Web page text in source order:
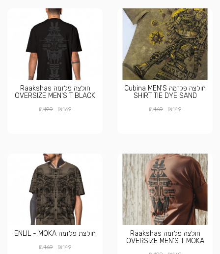
חולצה פלזמה Cubina MEN'S
SHIRT TIE DYE SAND
₪149
₪169
חולצה פלזמה Raakshas
OVERSIZE MEN'S T BLACK
₪169
₪199
חולצה פלזמה Raakshas
OVERSIZE MEN'S T MOKA
חולצת פלזמה ENLIL - MOKA
₪149
₪169